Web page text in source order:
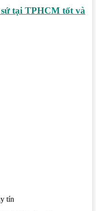
sứ tại TPHCM tốt và
tín